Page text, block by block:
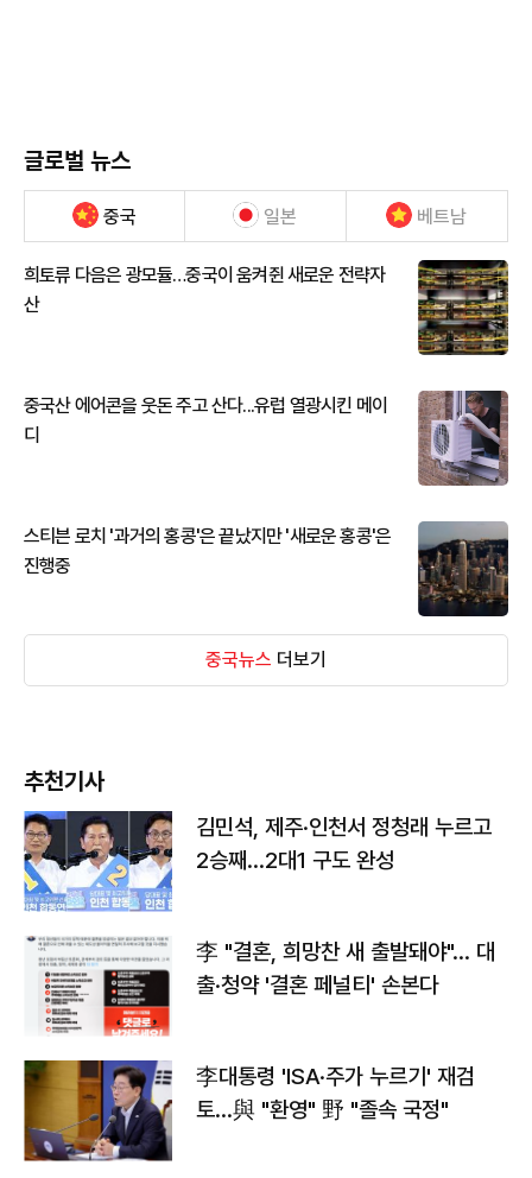
글로벌 뉴스
중국 일본 베트남
희토류 다음은 광모듈…중국이 움켜쥔 새로운 전략자
산
중국산 에어콘을 웃돈 주고 산다...유럽 열광시킨 메이
디
스티븐 로치 '과거의 홍콩'은 끝났지만 '새로운 홍콩'은
진행중
중국뉴스 더보기
추천기사
김민석, 제주·인천서 정청래 누르고
2승째…2대1 구도 완성
李 "결혼, 희망찬 새 출발돼야"… 대
출·청약 '결혼 페널티' 손본다
李대통령 'ISA·주가 누르기' 재검
토…與 "환영" 野 "졸속 국정"